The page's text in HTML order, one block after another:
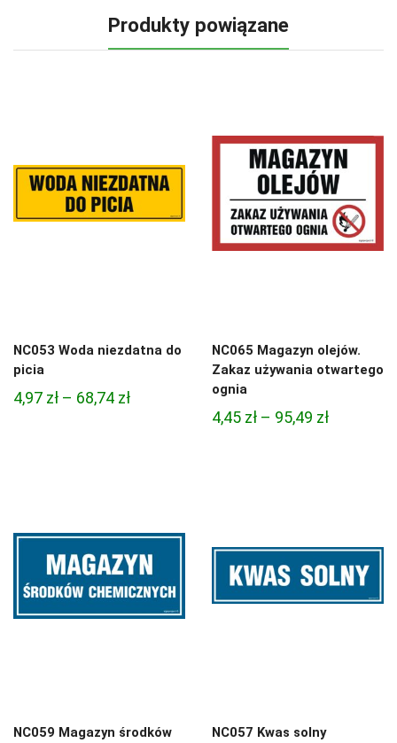
Produkty powiązane
NC053 Woda niezdatna do
picia
4,97 zł – 68,74 złZakres
NC065 Magazyn olejów.
Zakaz używania otwartego
ognia
4,45 zł – 95,49 złZakres
NC059 Magazyn środków
NC057 Kwas solny